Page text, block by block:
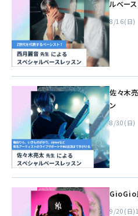
ルベー
8/16(日)
佐々木
ン
8/30(日)
GioGio
9/20(日)